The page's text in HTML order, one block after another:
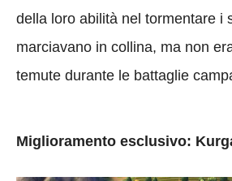
della loro abilità nel tormentare i
marciavano in collina, ma non
temute durante le battaglie
Miglioramento esclusivo: